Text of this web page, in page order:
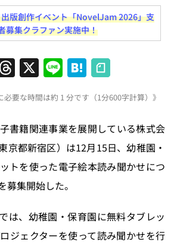
版創作イベント「NovelJam 2026」支
募集クラファン実施中！
T
h
re
a
d
s
X Li
n
e
H
at
e
n
a
必要な時間は約 1 分です（1分600字計算）》
書籍関連事業を展開している株式会
京都新宿区）は12月15日、幼稚園・
トを使った電子絵本読み聞かせにつ
募集開始した。
は、幼稚園・保育園に無料タブレッ
ジェクターを使って読み聞かせを行